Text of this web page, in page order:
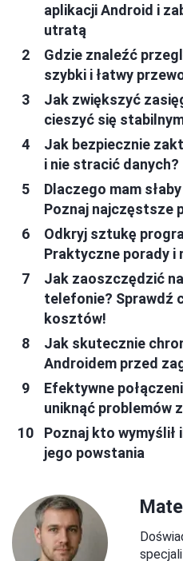
aplikacji Android i
utratą
Gdzie znaleźć
szybki i łatwy
Jak zwiększyć
cieszyć się
Jak bezpiecznie
i nie stracić danych?
Dlaczego mam
Poznaj najczęstsze
Odkryj sztukę
Praktyczne porady i
Jak zaoszczędzić
telefonie? Sprawdź
kosztów!
Jak skutecznie
Androidem przed
Efektywne
uniknąć problemów
Poznaj kto wymyślił
jego powstania